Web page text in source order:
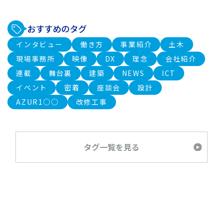
おすすめのタグ
インタビュー 働き方 事業紹介
土木
現場事務所
映像 DX 理念
会社紹介
連載
舞台裏 建築 NEWS
ICT
イベント
密着 座談会
設計
AZUR1○○
改修工事
タグ一覧を見る